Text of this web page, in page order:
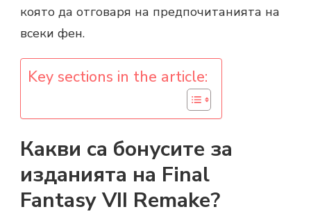
която да отговаря на предпочитанията на
всеки фен.
Key sections in the article:
Какви са бонусите за
изданията на Final
Fantasy VII Remake?